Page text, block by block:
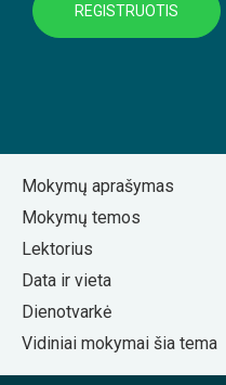
REGISTRUOTIS
Mokymų aprašymas
Mokymų temos
Lektorius
Data ir vieta
Dienotvarkė
Vidiniai mokymai šia tema